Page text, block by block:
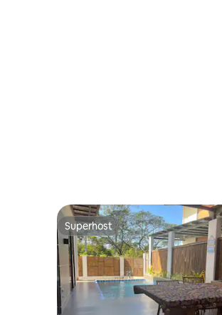
Superhost
Superhost